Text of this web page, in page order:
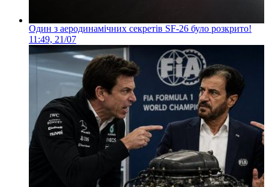
Один з аеродинамічних секретів SF-26 було розкрито!
11:49, 21/07